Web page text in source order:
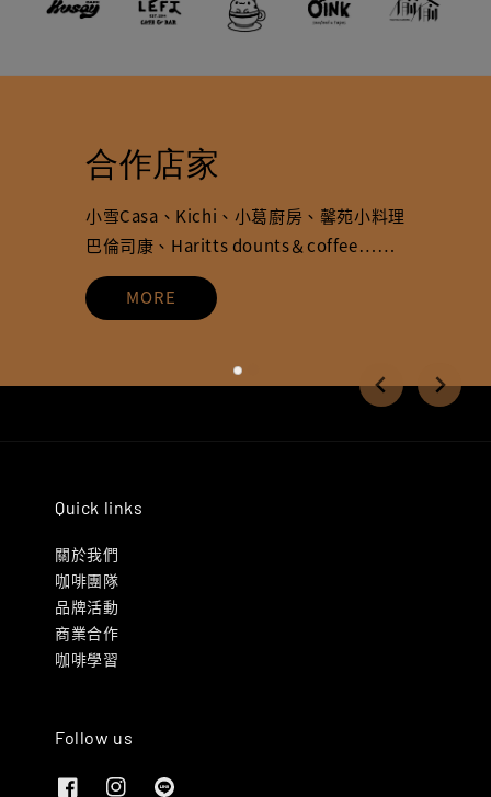
合作店家
小雪Casa、Kichi、小葛廚房、馨苑小料理
巴倫司康、Haritts dounts＆coffee……
MORE
Quick links
關於我們
咖啡團隊
品牌活動
商業合作
咖啡學習
Follow us